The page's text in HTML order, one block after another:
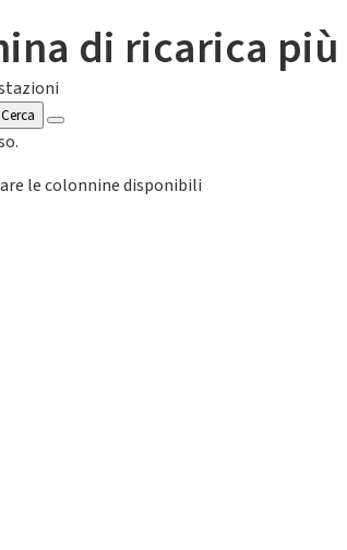
di ricarica
Cerca
le colonnine disponibili